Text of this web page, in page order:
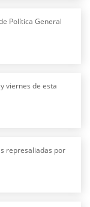
Política General
viernes de esta
represaliadas por